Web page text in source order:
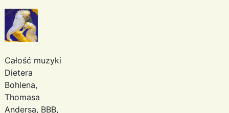
Całość muzyki
Dietera
Bohlena,
Thomasa
Andersa, BBB,